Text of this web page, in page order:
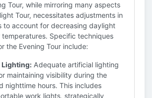
Tour, while mirroring many aspects
Tour, necessitates adjustments in
to account for decreasing daylight
temperatures. Specific techniques
the Evening Tour include:
Lighting: Adequate artificial lighting
maintaining visibility during the
nighttime hours. This includes
work lights, strategically